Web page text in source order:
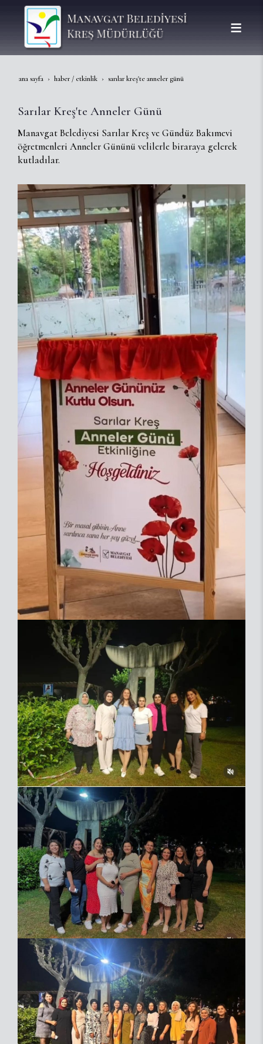
ana sayfa haber / etkinlik sarılar kreş'te anneler günü
Sarılar Kreş'te Anneler Günü
Manavgat Belediyesi Sarılar Kreş ve Gündüz Bakımevi
öğretmenleri Anneler Gününü velilerle biraraya gelerek
kutladılar.